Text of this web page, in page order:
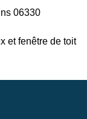
06330
et fenêtre de toit